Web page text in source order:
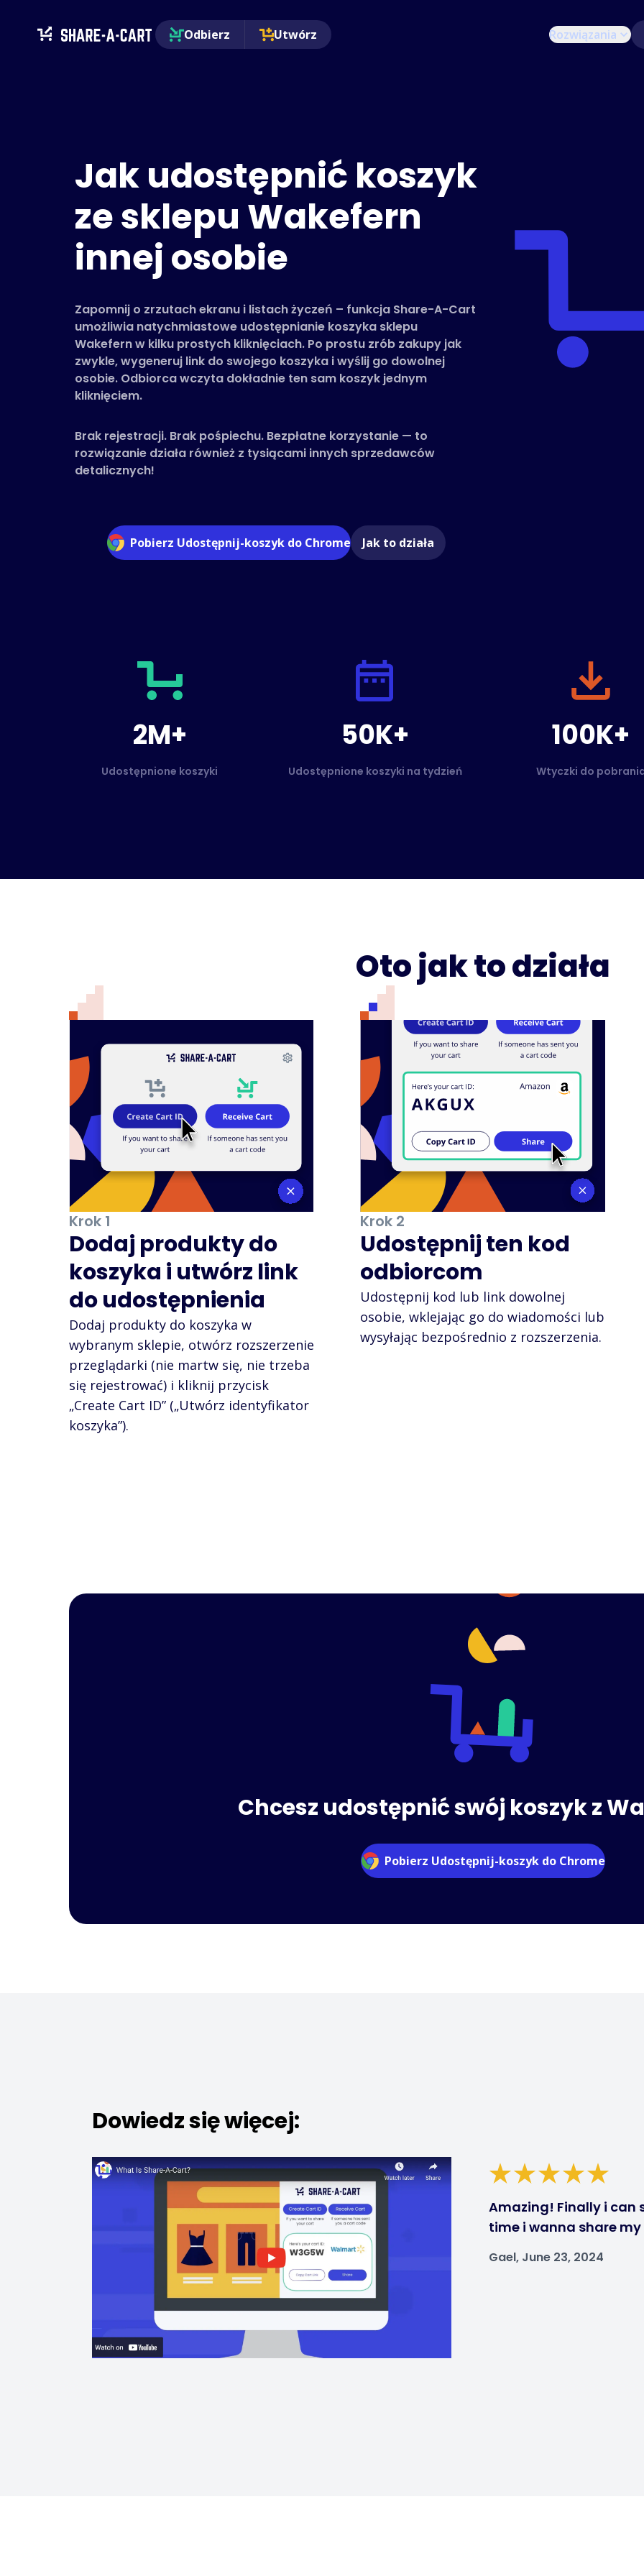
Odbierz Utwórz Rozwiązania
Jak udostępnić koszyk
ze sklepu Wakefern
innej osobie
Zapomnij o zrzutach ekranu i listach życzeń – funkcja Share-A-Cart
umożliwia natychmiastowe udostępnianie koszyka sklepu
Wakefern w kilku prostych kliknięciach. Po prostu zrób zakupy jak
zwykle, wygeneruj link do swojego koszyka i wyślij go dowolnej
osobie. Odbiorca wczyta dokładnie ten sam koszyk jednym
kliknięciem.
Brak rejestracji. Brak pośpiechu. Bezpłatne korzystanie — to
rozwiązanie działa również z tysiącami innych sprzedawców
detalicznych!
Pobierz Udostępnij-koszyk do Chrome Jak to działa
2M+
Udostępnione koszyki
50K+
Udostępnione koszyki na tydzień
100K+
Wtyczki do
Oto jak to działa
Krok 1
Dodaj produkty do
koszyka i utwórz link
do udostępnienia
Dodaj produkty do koszyka w
wybranym sklepie, otwórz rozszerzenie
przeglądarki (nie martw się, nie trzeba
się rejestrować) i kliknij przycisk
„Create Cart ID” („Utwórz identyfikator
koszyka”).
Krok 2
Udostępnij ten kod
odbiorcom
Udostępnij kod lub link dowolnej
osobie, wklejając go do wiadomości lub
wysyłając bezpośrednio z rozszerzenia.
Chcesz udostępnić swój koszyk z
Pobierz Udostępnij-koszyk do Chrome
Dowiedz się więcej:
Amazing! Finally i can
time i wanna share
Gael, June 23, 2024